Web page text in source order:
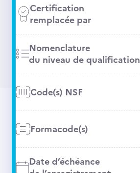
Certification
remplacée par
Nomenclature
du niveau de qualification
Code(s) NSF
Formacode(s)
Date d’échéance